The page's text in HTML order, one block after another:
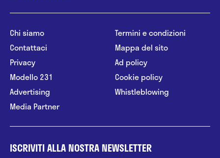
Chi siamo
Contattaci
Privacy
Modello 231
Advertising
Media Partner
Termini e condizioni
Mappa del sito
Ad policy
Cookie policy
Whistleblowing
ISCRIVITI ALLA NOSTRA NEWSLETTER